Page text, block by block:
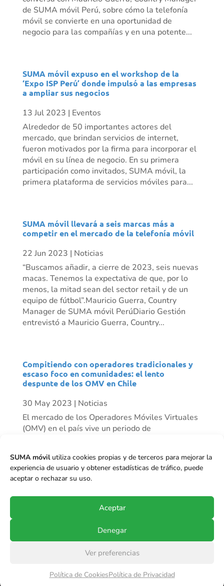
SUMA móvilutiliza cookies propias y de terceros para mejorar la
experiencia de usuario y obtener estadísticas de tráfico, puede
aceptar o rechazar su uso.
Aceptar
Denegar
Ver preferencias
Política de CookiesPolítica de Privacidad
de SUMA móvil Perú, sobre cómo la telefonía
móvil se convierte en una oportunidad de
negocio para las compañías y en una potente...
SUMA móvil expuso en el workshop de la
‘Expo ISP Perú’ donde impulsó a las empresas
a ampliar sus negocios
13 Jul 2023 | Eventos
Alrededor de 50 importantes actores del
mercado, que brindan servicios de internet,
fueron motivados por la firma para incorporar el
móvil en su línea de negocio. En su primera
participación como invitados, SUMA móvil, la
primera plataforma de servicios móviles para...
SUMA móvil llevará a seis marcas más a
competir en el mercado de la telefonía móvil
22 Jun 2023 | Noticias
“Buscamos añadir, a cierre de 2023, seis nuevas
macas. Tenemos la expectativa de que, por lo
menos, la mitad sean del sector retail y de un
equipo de fútbol”.Mauricio Guerra, Country
Manager de SUMA móvil PerúDiario Gestión
entrevistó a Mauricio Guerra, Country...
Compitiendo con operadores tradicionales y
escaso foco en comunidades: el lento
despunte de los OMV en Chile
30 May 2023 | Noticias
El mercado de los Operadores Móviles Virtuales
(OMV) en el país vive un periodo de
Mundo Móvil que ha tenido un crecimiento
importante de clientes en el último tiempo, y se
proyecta...
Todos los derechos reservados.